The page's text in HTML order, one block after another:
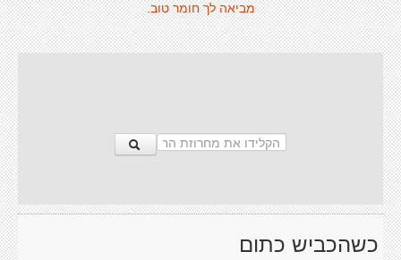
מביאה לך חומר טוב.
כשהכביש כתום